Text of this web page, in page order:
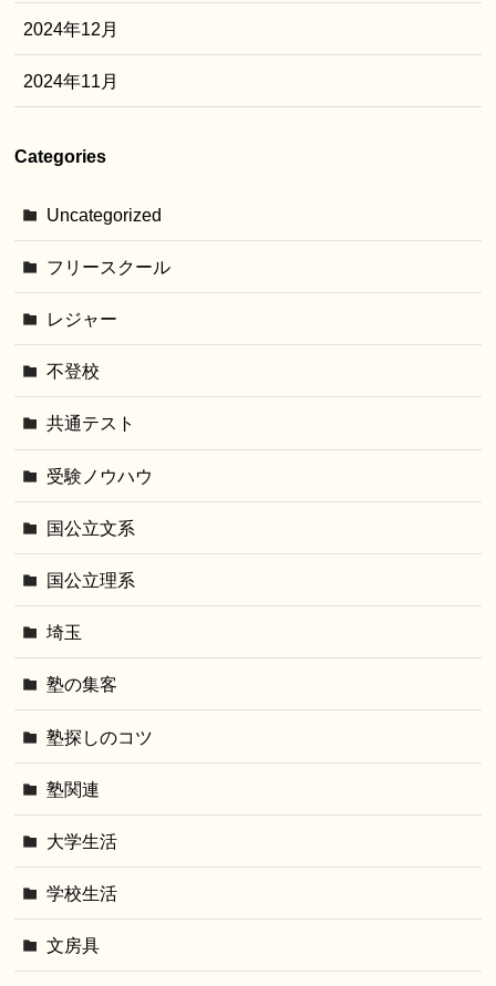
2024年12月
2024年11月
Categories
Uncategorized
フリースクール
レジャー
不登校
共通テスト
受験ノウハウ
国公立文系
国公立理系
埼玉
塾の集客
塾探しのコツ
塾関連
大学生活
学校生活
文房具